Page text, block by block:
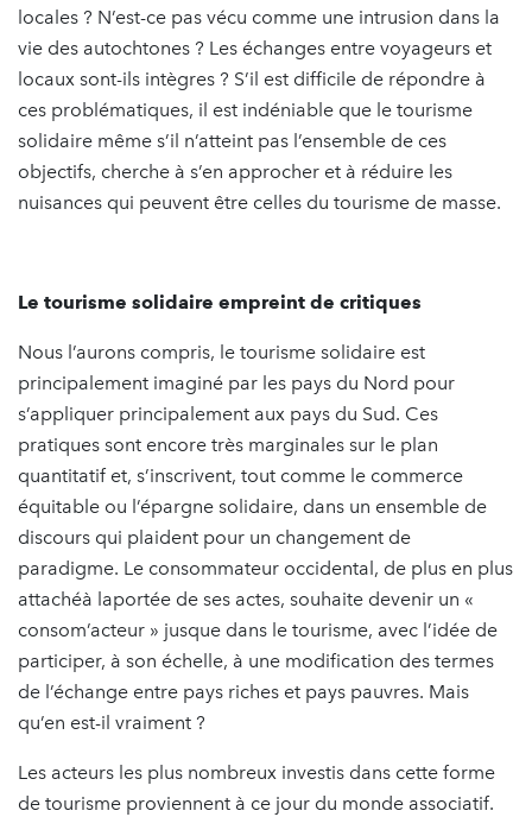
locales ? N’est-ce pas vécu comme une intrusion dans la
vie des autochtones ? Les échanges entre voyageurs et
locaux sont-ils intègres ? S’il est difficile de répondre à
ces problématiques, il est indéniable que le tourisme
solidaire même s’il n’atteint pas l’ensemble de ces
objectifs, cherche à s’en approcher et à réduire les
nuisances qui peuvent être celles du tourisme de masse.
Le tourisme solidaire empreint de critiques
Nous l’aurons compris, le tourisme solidaire est
principalement imaginé par les pays du Nord pour
s’appliquer principalement aux pays du Sud. Ces
pratiques sont encore très marginales sur le plan
quantitatif et, s’inscrivent, tout comme le commerce
équitable ou l’épargne solidaire, dans un ensemble de
discours qui plaident pour un changement de
paradigme. Le consommateur occidental, de plus en plus
attachéà laportée de ses actes, souhaite devenir un «
consom’acteur » jusque dans le tourisme, avec l’idée de
participer, à son échelle, à une modification des termes
de l’échange entre pays riches et pays pauvres. Mais
qu’en est-il vraiment ?
Les acteurs les plus nombreux investis dans cette forme
de tourisme proviennent à ce jour du monde associatif.